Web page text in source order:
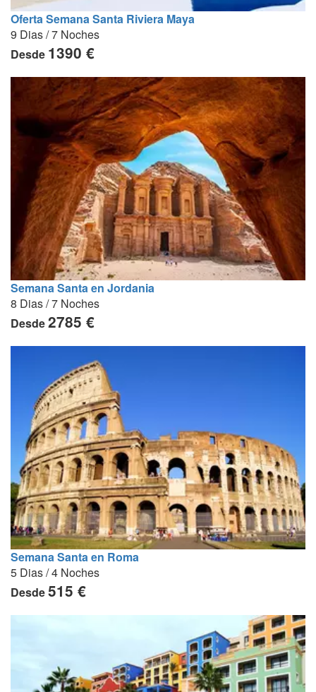
Oferta Semana Santa Riviera Maya
9 Dias / 7 Noches
Desde 1390 €
Semana Santa en Jordania
8 Dias / 7 Noches
Desde2785 €
Semana Santa en Roma
5 Dias / 4 Noches
Desde515 €